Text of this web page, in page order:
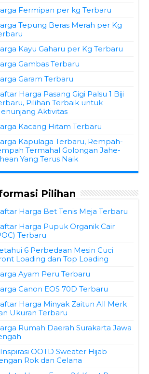
Fermipan per kg Terbaru
Tepung Beras Merah per Kg
Kayu Gaharu per Kg Terbaru
Gambas Terbaru
Garam Terbaru
Harga Pasang Gigi Palsu 1 Biji
Pilihan Terbaik untuk
Aktivitas
Kacang Hitam Terbaru
Kapulaga Terbaru, Rempah-
Termahal Golongan Jahe-
Yang Terus Naik
Pilihan
Harga Bet Tenis Meja Terbaru
Harga Pupuk Organik Cair
Terbaru
6 Perbedaan Mesin Cuci
Loading dan Top Loading
Ayam Peru Terbaru
Canon EOS 70D Terbaru
Harga Minyak Zaitun All Merk
Ukuran Terbaru
Rumah Daerah Surakarta Jawa
OOTD Sweater Hijab
Rok dan Celana